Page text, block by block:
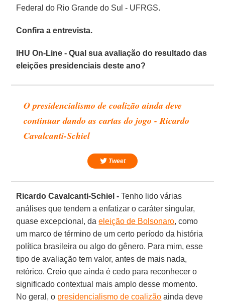
Federal do Rio Grande do Sul - UFRGS.
Confira a entrevista.
IHU On-Line - Qual sua avaliação do resultado das
eleições presidenciais deste ano?
O presidencialismo de coalizão ainda deve
continuar dando as cartas do jogo - Ricardo
Cavalcanti-Schiel
Tweet
Ricardo Cavalcanti-Schiel - Tenho lido várias
análises que tendem a enfatizar o caráter singular,
quase excepcional, daeleição de Bolsonaro, como
um marco de término de um certo período da história
política brasileira ou algo do gênero. Para mim, esse
tipo de avaliação tem valor, antes de mais nada,
retórico. Creio que ainda é cedo para reconhecer o
significado contextual mais amplo desse momento.
No geral, o presidencialismo de coalizão ainda deve